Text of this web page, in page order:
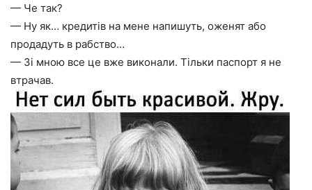
— Че так?
— Ну як… кредитів на мене напишуть, оженят або
продадуть в рабство…
— Зі мною все це вже виконали. Тільки паспорт я не
втрачав.